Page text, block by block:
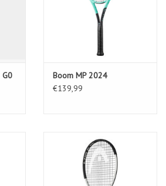
G0
Boom MP 2024
€139,99